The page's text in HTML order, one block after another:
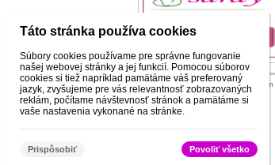
© 2026 WEXBO | www.wexbo.com
Táto stránka používa cookies
Súbory cookies používame pre správne fungovanie
našej webovej stránky a jej funkcií. Pomocou súborov
cookies si tiež napríklad pamätáme váš preferovaný
jazyk, zvyšujeme pre vás relevantnosť zobrazovaných
reklám, počítame návštevnosť stránok a pamätáme si
vaše nastavenia vykonané na stránke.
Prispôsobiť Povoliť všetko